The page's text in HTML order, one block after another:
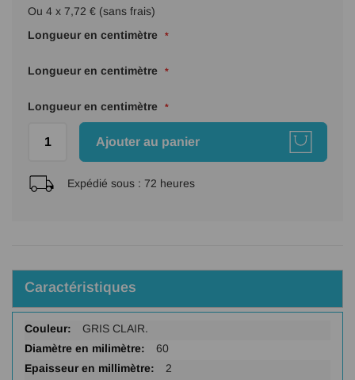
Ou 4 x 7,72 € (sans frais)
Longueur en centimètre
Longueur en centimètre
Longueur en centimètre
Ajouter au panier
Expédié sous : 72 heures
Caractéristiques
Plus
d'infos
GRIS CLAIR.
60
2